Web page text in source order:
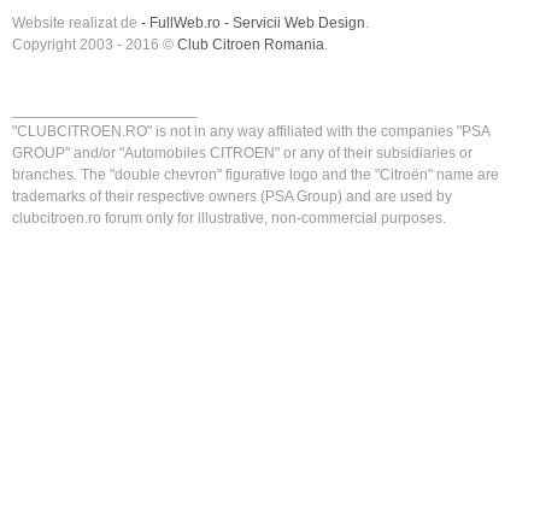
Website realizat de - FullWeb.ro - Servicii Web Design.
Copyright 2003 - 2016 © Club Citroen Romania.
"CLUBCITROEN.RO" is not in any way affiliated with the companies "PSA
GROUP" and/or "Automobiles CITROEN" or any of their subsidiaries or
branches. The "double chevron" figurative logo and the "Citroën" name are
trademarks of their respective owners (PSA Group) and are used by
clubcitroen.ro forum only for illustrative, non-commercial purposes.